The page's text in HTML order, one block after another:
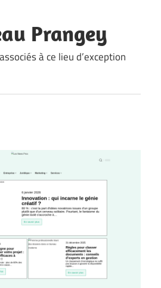
Prangey
à ce lieu d’exception